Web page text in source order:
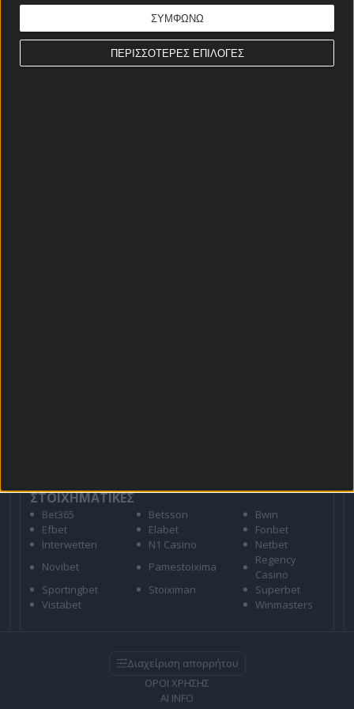
ΠΕΡΙΣΣΟΤΕΡΕΣ ΕΠΙΛΟΓΕΣ
ΣΥΜΦΩΝΩ
ΣΤΟΙΧΗΜΑΤΙΚΕΣ
Bet365 Betsson
Bwin
Efbet
Elabet
Fonbet
Interwetten
N1 Casino
Netbet
Novibet
Pamestoixima
Regency
Casino
Sportingbet
Stoiximan
Superbet
Vistabet
Winmasters
Διαχείριση απορρήτου
ΟΡΟΙ ΧΡΗΣΗΣ
AI INFO